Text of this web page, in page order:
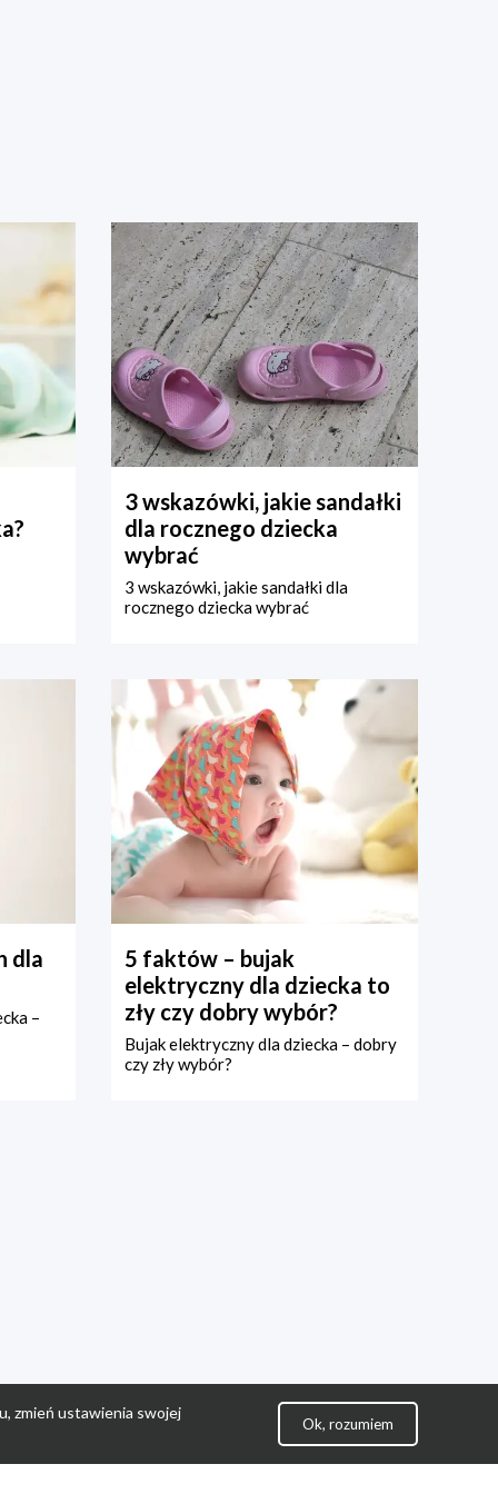
3 wskazówki, jakie sandałki
dla rocznego dziecka
wybrać
3 wskazówki, jakie sandałki dla
rocznego dziecka wybrać
dla
–
5 faktów – bujak
elektryczny dla dziecka to
zły czy dobry wybór?
Bujak elektryczny dla dziecka – dobry
czy zły wybór?
zmień ustawienia swojej
Ok, rozumiem